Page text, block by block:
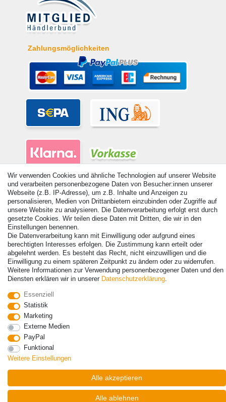
Zahlungsmöglichkeiten
© Copyright 2026 | Alle Rechte vorbehalten. - Alle Rechte vorbehalten.
Preisangaben inkl. gesetzl. 19% MwSt. | Grundpreise siehe Artikeldetail | *Gilt für
Lieferungen nach Deutschland!
Vertrag widerrufen Kontakt
Wir verwenden Cookies und ähnliche Technologien auf unserer Website
und verarbeiten personenbezogene Daten von Besucher:innen unserer
Webseite (z.B. IP-Adresse), um z.B. Inhalte und Anzeigen zu
personalisieren, Medien von Drittanbietern einzubinden oder Zugriffe auf
unsere Website zu analysieren. Die Datenverarbeitung erfolgt erst durch
gesetzte Cookies. Wir teilen diese Daten mit Dritten, die wir in den
Einstellungen benennen.
Die Datenverarbeitung kann mit Einwilligung oder aufgrund eines
berechtigten Interesses erfolgen. Die Zustimmung kann erteilt oder
abgelehnt werden. Es besteht das Recht, nicht einzuwilligen und die
Einwilligung zu einem späteren Zeitpunkt zu ändern oder zu widerrufen.
Weitere Informationen zur Verwendung personenbezogener Daten und den
Diensten erklären wir in unserer Daten­schutz­erklärung.
Essenziell
Statistik
Marketing
Externe Medien
PayPal
Funktional
Weitere Einstellungen
Alle akzeptieren
Alle ablehnen